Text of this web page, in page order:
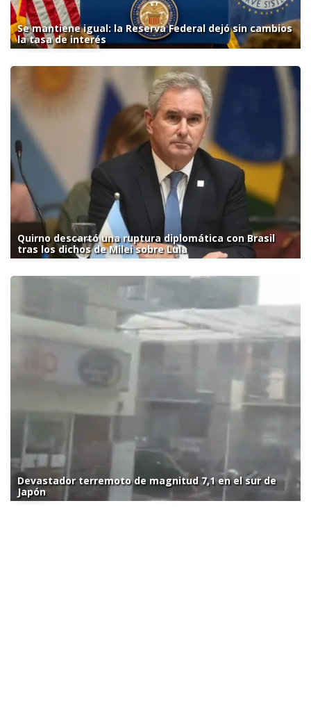
Se mantiene igual: la Reserva Federal dejó sin cambios
la tasa de interés
Quirno descartó una ruptura diplomática con Brasil
tras los dichos de Milei sobre Lula
Devastador terremoto de magnitud 7,1 en el sur de
Japón